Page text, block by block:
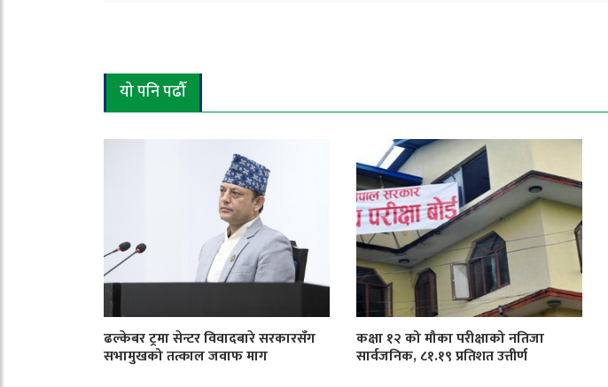
यो पनि पढौँ
ढल्केबर ट्रमा सेन्टर विवादबारे सरकारसँग
सभामुखको तत्काल जवाफ माग
कक्षा १२ को मौका परीक्षाको नतिजा
सार्वजनिक, ८१.१९ प्रतिशत उत्तीर्ण